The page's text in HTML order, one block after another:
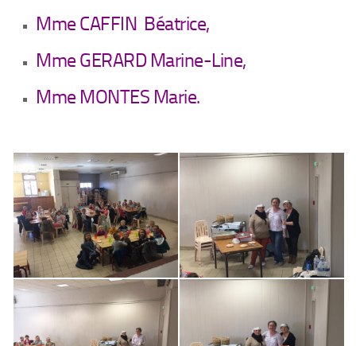
Mme CAFFIN Béatrice,
Mme GERARD Marine-Line,
Mme MONTES Marie.